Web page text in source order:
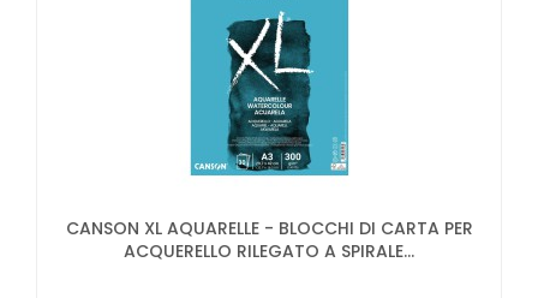
CANSON XL AQUARELLE - BLOCCHI DI CARTA PER
ACQUERELLO RILEGATO A SPIRALE...